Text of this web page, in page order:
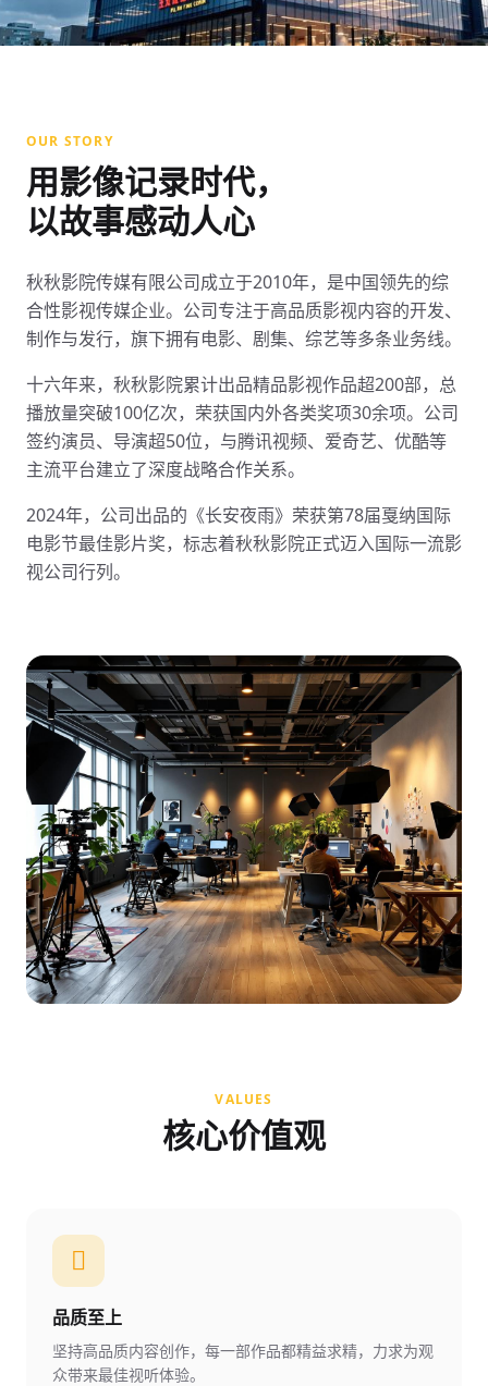
秋秋影院传媒有限公司 · 成立于2010年 · 中国最具影响力
的影视传媒品牌
OUR STORY
用影像记录时代，
以故事感动人心
秋秋影院传媒有限公司成立于2010年，是中国领先的综
合性影视传媒企业。公司专注于高品质影视内容的开发、
制作与发行，旗下拥有电影、剧集、综艺等多条业务线。
十六年来，秋秋影院累计出品精品影视作品超200部，总
播放量突破100亿次，荣获国内外各类奖项30余项。公司
签约演员、导演超50位，与腾讯视频、爱奇艺、优酷等
主流平台建立了深度战略合作关系。
2024年，公司出品的《长安夜雨》荣获第78届戛纳国际
电影节最佳影片奖，标志着秋秋影院正式迈入国际一流影
视公司行列。
VALUES
核心价值观
品质至上
坚持高品质内容创作，每一部作品都精益求精，力求为观
众带来最佳视听体验。